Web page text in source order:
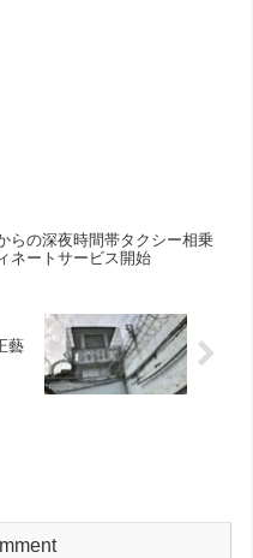
らの深夜時間帯タクシー相乗
ネートサービス開始
藝